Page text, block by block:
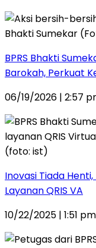
BPRS Bhakti
Barokah, Perkuat
06/19/2026 | 2:57
Inovasi Tiada
Layanan QRIS VA
10/22/2025 | 1:51